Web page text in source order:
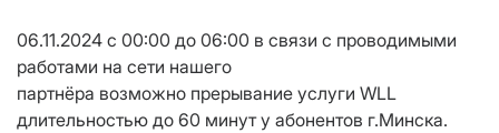
06.11.2024 с 00:00 до 06:00 в связи с проводимыми
работами на сети нашего
партнёра возможно прерывание услуги WLL
длительностью до 60 минут у абонентов г.Минска.